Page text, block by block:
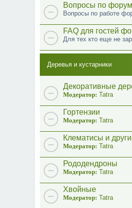
Вопросы по
Вопросы по работе
FAQ для гостей
Для тех кто еще не
Деревья и кустарники
Декоративные
Модератор: Tatra
Гортензии
Модератор: Tatra
Клематисы и
Модератор: Tatra
Рододендроны
Модератор: Tatra
Хвойные
Модератор: Tatra